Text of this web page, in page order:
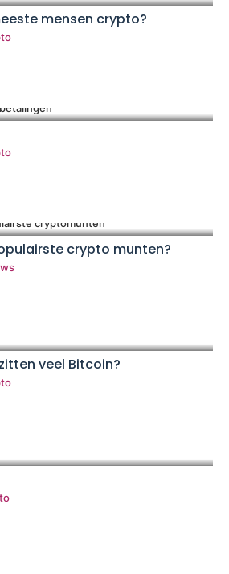
mensen crypto?
crypto munten?
veel Bitcoin?